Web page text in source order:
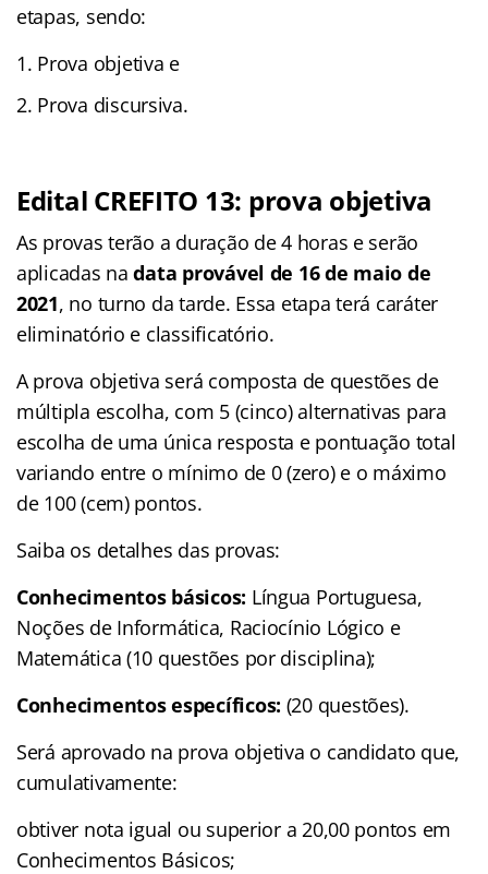
etapas, sendo:
Prova objetiva e
Prova discursiva.
Edital CREFITO 13: prova objetiva
As provas terão a duração de 4 horas e serão
aplicadas na data provável de 16 de maio de
2021, no turno da tarde. Essa etapa terá caráter
eliminatório e classificatório.
A prova objetiva será composta de questões de
múltipla escolha, com 5 (cinco) alternativas para
escolha de uma única resposta e pontuação total
variando entre o mínimo de 0 (zero) e o máximo
de 100 (cem) pontos.
Saiba os detalhes das provas:
Conhecimentos básicos: Língua Portuguesa,
Noções de Informática, Raciocínio Lógico e
Matemática (10 questões por disciplina);
Conhecimentos específicos: (20 questões).
Será aprovado na prova objetiva o candidato que,
cumulativamente:
obtiver nota igual ou superior a 20,00 pontos em
Conhecimentos Básicos;